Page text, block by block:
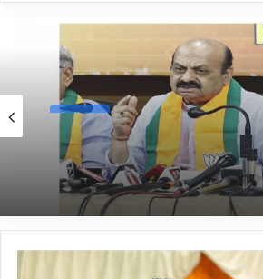
Politics
8 hours ago
*ಹೊರಟ್ಟಿಯವರಿಂದ ರಾಜೀನಾಮೆ ಪಡೆದ
ಪರಿಷತ್ ಇಹಾಸದಲ್ಲಿ ಕಪ್ಪು
*ಗ್ಯಾರಂಟಿ